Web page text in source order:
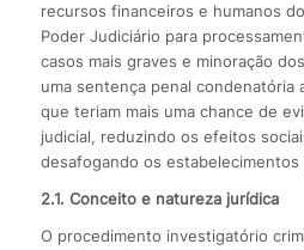
recursos financeiros e humanos
Poder Judiciário para
casos mais graves e minoração
uma sentença penal condenatória
que teriam mais uma chance de
judicial, reduzindo os efeitos
desafogando os estabelecimentos
2.1. Conceito e natureza jurídica
O procedimento investigatório